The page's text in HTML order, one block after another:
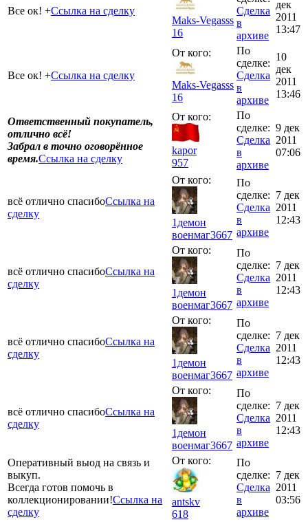
Все ок! +Ссылка на сделку
Maks-Vegasss
16
Сделка
в
архиве
дек
2011
13:47
Все ок! +Ссылка на сделку
От кого:
Maks-Vegasss
16
По
сделке:
Сделка
в
архиве
10
дек
2011
13:46
Ответственный покупатель,
отлично всё!
Забрал в точно оговорённое
время.Ссылка на сделку
От кого:
kapor
957
По
сделке:
Сделка
в
архиве
9 дек
2011
07:06
всё отлично спасибоСсылка на
сделку
От кого:
1демон
военмаг3667
По
сделке:
Сделка
в
архиве
7 дек
2011
12:43
всё отлично спасибоСсылка на
сделку
От кого:
1демон
военмаг3667
По
сделке:
Сделка
в
архиве
7 дек
2011
12:43
всё отлично спасибоСсылка на
сделку
От кого:
1демон
военмаг3667
По
сделке:
Сделка
в
архиве
7 дек
2011
12:43
всё отлично спасибоСсылка на
сделку
От кого:
1демон
военмаг3667
По
сделке:
Сделка
в
архиве
7 дек
2011
12:43
Оперативный выод на связь и
выкуп.
Всегда готов помочь в
коллекционировании!Ссылка на
сделку
От кого:
antskv
618
По
сделке:
Сделка
в
архиве
7 дек
2011
03:56